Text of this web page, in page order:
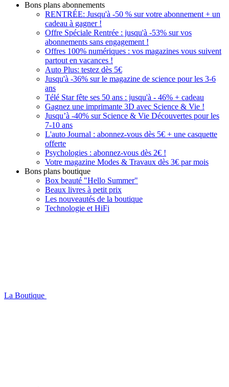
Bons plans abonnements
RENTRÉE: Jusqu'à -50 % sur votre abonnement + un
cadeau à gagner !
Offre Spéciale Rentrée : jusqu'à -53% sur vos
abonnements sans engagement !
Offres 100% numériques : vos magazines vous suivent
partout en vacances !
Auto Plus: testez dès 5€
Jusqu'à -36% sur le magazine de science pour les 3-6
ans
Télé Star fête ses 50 ans : jusqu'à - 46% + cadeau
Gagnez une imprimante 3D avec Science & Vie !
Jusqu’à -40% sur Science & Vie Découvertes pour les
7-10 ans
L'auto Journal : abonnez-vous dès 5€ + une casquette
offerte
Psychologies : abonnez-vous dès 2€ !
Votre magazine Modes & Travaux dès 3€ par mois
Bons plans boutique
Box beauté "Hello Summer"
Beaux livres à petit prix
Les nouveautés de la boutique
Technologie et HiFi
La Boutique